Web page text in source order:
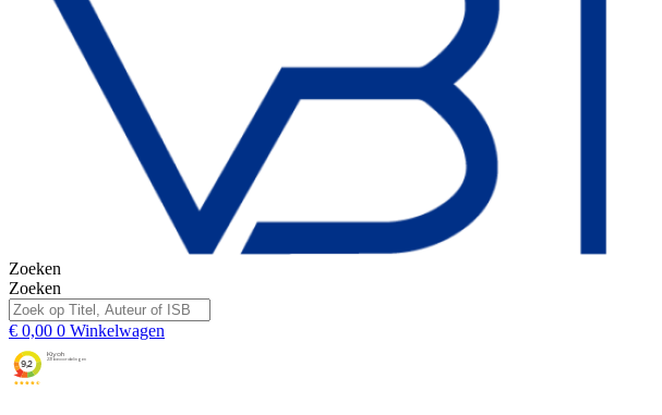
Zoeken
Zoeken
€ 0,00 0 Winkelwagen